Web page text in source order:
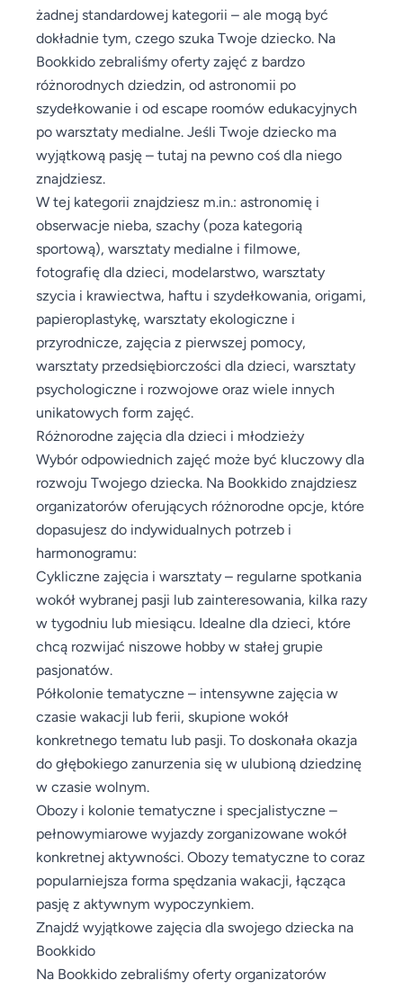
żadnej standardowej kategorii – ale mogą być
dokładnie tym, czego szuka Twoje dziecko. Na
Bookkido zebraliśmy oferty zajęć z bardzo
różnorodnych dziedzin, od astronomii po
szydełkowanie i od escape roomów edukacyjnych
po warsztaty medialne. Jeśli Twoje dziecko ma
wyjątkową pasję – tutaj na pewno coś dla niego
znajdziesz.
W tej kategorii znajdziesz m.in.: astronomię i
obserwacje nieba, szachy (poza kategorią
sportową), warsztaty medialne i filmowe,
fotografię dla dzieci, modelarstwo, warsztaty
szycia i krawiectwa, haftu i szydełkowania, origami,
papieroplastykę, warsztaty ekologiczne i
przyrodnicze, zajęcia z pierwszej pomocy,
warsztaty przedsiębiorczości dla dzieci, warsztaty
psychologiczne i rozwojowe oraz wiele innych
unikatowych form zajęć.
Różnorodne zajęcia dla dzieci i młodzieży
Wybór odpowiednich zajęć może być kluczowy dla
rozwoju Twojego dziecka. Na Bookkido znajdziesz
organizatorów oferujących różnorodne opcje, które
dopasujesz do indywidualnych potrzeb i
harmonogramu:
Cykliczne zajęcia i warsztaty – regularne spotkania
wokół wybranej pasji lub zainteresowania, kilka razy
w tygodniu lub miesiącu. Idealne dla dzieci, które
chcą rozwijać niszowe hobby w stałej grupie
pasjonatów.
Półkolonie tematyczne – intensywne zajęcia w
czasie wakacji lub ferii, skupione wokół
konkretnego tematu lub pasji. To doskonała okazja
do głębokiego zanurzenia się w ulubioną dziedzinę
w czasie wolnym.
Obozy i kolonie tematyczne i specjalistyczne –
pełnowymiarowe wyjazdy zorganizowane wokół
konkretnej aktywności. Obozy tematyczne to coraz
popularniejsza forma spędzania wakacji, łącząca
pasję z aktywnym wypoczynkiem.
Znajdź wyjątkowe zajęcia dla swojego dziecka na
Bookkido
Na Bookkido zebraliśmy oferty organizatorów